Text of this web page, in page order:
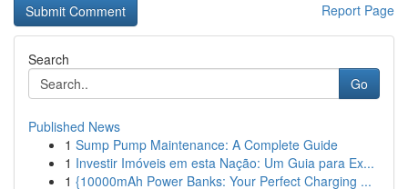
Report Page
Search
Go
Published News
1 Sump Pump Maintenance: A Complete Guide
1 Investir Imóveis em esta Nação: Um Guia para Ex...
1 {10000mAh Power Banks: Your Perfect Charging ...